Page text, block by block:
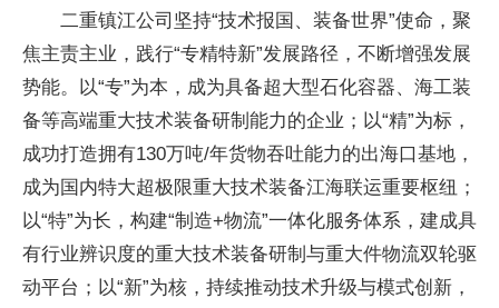
二重镇江公司坚持“技术报国、装备世界”使命，聚
焦主责主业，践行“专精特新”发展路径，不断增强发展
势能。以“专”为本，成为具备超大型石化容器、海工装
备等高端重大技术装备研制能力的企业；以“精”为标，
成功打造拥有130万吨/年货物吞吐能力的出海口基地，
成为国内特大超极限重大技术装备江海联运重要枢纽；
以“特”为长，构建“制造+物流”一体化服务体系，建成具
有行业辨识度的重大技术装备研制与重大件物流双轮驱
动平台；以“新”为核，持续推动技术升级与模式创新，